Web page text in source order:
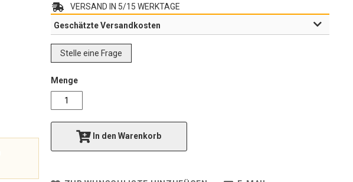
VERSAND IN 5/15 WERKTAGE
Geschätzte Versandkosten
Stelle eine Frage
Menge
In den Warenkorb